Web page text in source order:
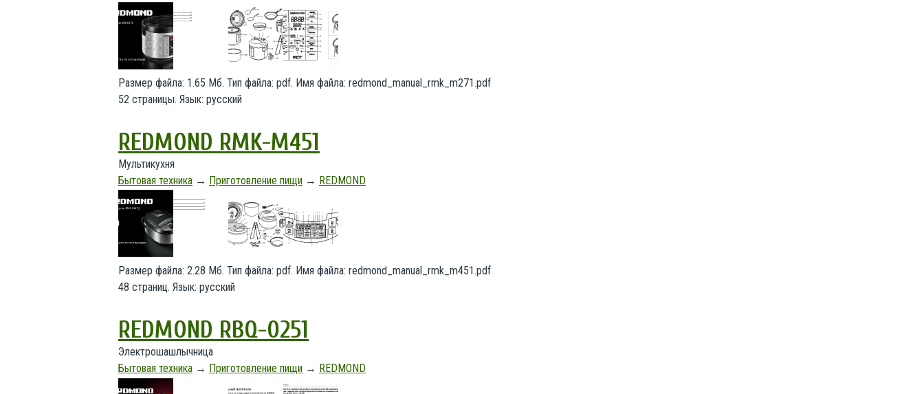
Размер файла: 1.65 Мб. Тип файла: pdf. Имя файла: redmond_manual_rmk_m271.pdf
52 страницы. Язык: русский
REDMOND RMK-M451
Мультикухня
Бытовая техника → Приготовление пищи → REDMOND
Размер файла: 2.28 Мб. Тип файла: pdf. Имя файла: redmond_manual_rmk_m451.pdf
48 страниц. Язык: русский
REDMOND RBQ-0251
Электрошашлычница
Бытовая техника → Приготовление пищи → REDMOND